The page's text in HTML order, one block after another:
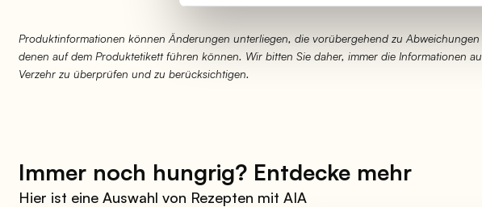
Produktinformationen können Änderungen unterliegen, die vorübergehend zu
denen auf dem Produktetikett führen können. Wir bitten Sie daher, immer die Informationen
Verzehr zu überprüfen und zu berücksichtigen.
Immer noch hungrig? Entdecke mehr
Hier ist eine Auswahl von Rezepten mit AIA